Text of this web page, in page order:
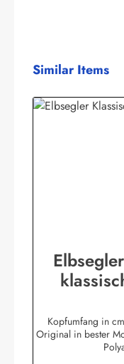
Produktgalerie
Similar Items
Kopfumfang in
Original in bester